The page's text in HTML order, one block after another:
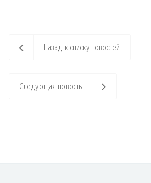
Назад к списку новостей
Следующая новость